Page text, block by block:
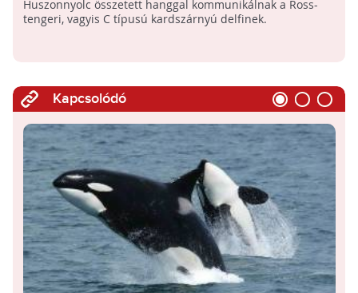
Huszonnyolc összetett hanggal kommunikálnak a Ross-
tengeri, vagyis C típusú kardszárnyú delfinek.
Kapcsolódó